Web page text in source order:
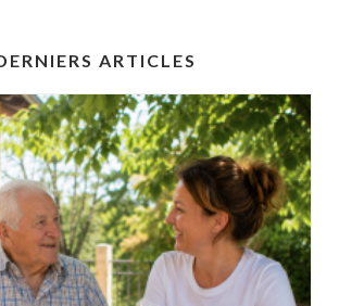
ARTICLES